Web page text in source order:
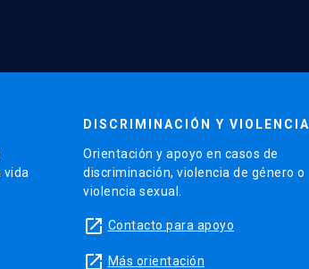
vida
DISCRIMINACIÓN Y VIOLENCIA
Orientación y apoyo en casos de
discriminación, violencia de género o
violencia sexual.
launch Contacto para apoyo
launch Más orientación